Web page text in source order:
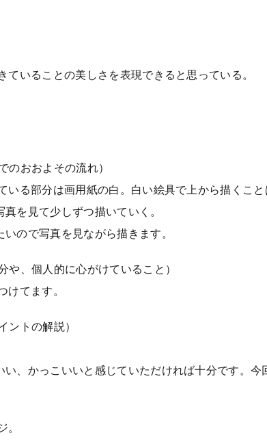
いることの美しさを表現できると思っている。
のおおよその流れ）
る部分は画用紙の白。白い絵具で上から描くこと
を見て少しずつ描いていく。
ので写真を見ながら描きます。
、個人的に心がけていること）
けてます。
ントの解説）
、かっこいいと感じていただければ十分です。今
。